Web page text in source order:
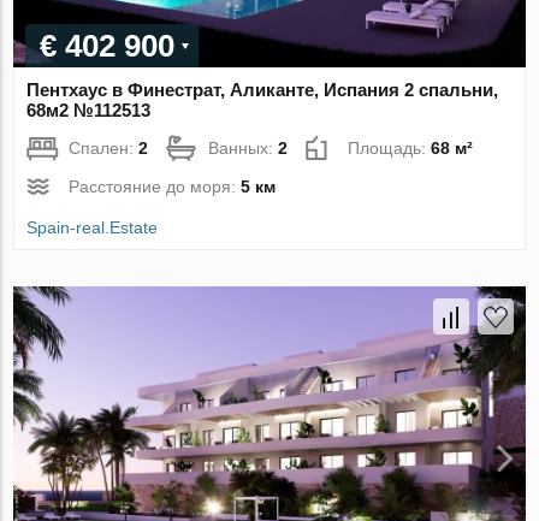
€ 402 900
Пентхаус в Финестрат, Аликанте, Испания 2 спальни,
68м2 №112513
Спален:2 Ванных:2 Площадь:68 м²
Расстояние до моря:5 км
Spain-real.Estate